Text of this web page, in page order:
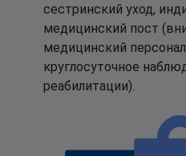
сестринский уход,
медицинский пост
медицинский
круглосуточное
реабилитации).